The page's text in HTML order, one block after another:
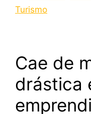
Turismo
Cae de
drástica